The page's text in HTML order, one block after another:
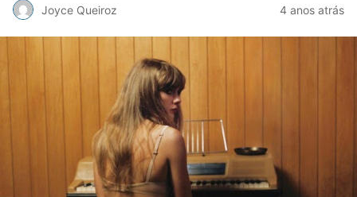
Joyce Queiroz 4 anos atrás